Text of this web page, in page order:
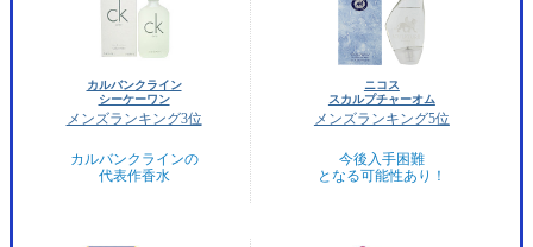
カルバンクライン
シーケーワン
メンズランキング3位
カルバンクラインの
代表作香水
ニコス
スカルプチャーオム
メンズランキング5位
今後入手困難
となる可能性あり！